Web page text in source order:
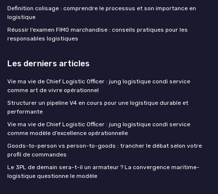
Definition colisage : comprendre le processus et son importance en
logistique
Réussir l’examen FIMO marchandise : conseils pratiques pour les
responsables logistiques
Les derniers articles
Vie ma vie de Chief Logistic Officer : jung logistique condi service
comme art de vivre opérationnel
Structurer un pipeline V4 en cours pour une logistique durable et
performante
Vie ma vie de Chief Logistic Officer : jung logistique condi service
comme modèle d’excellence opérationnelle
Goods-to-person vs person-to-goods : trancher le débat selon votre
profil de commandes
Le 3PL de demain sera-t-il un armateur ? La convergence maritime-
logistique questionne le modèle